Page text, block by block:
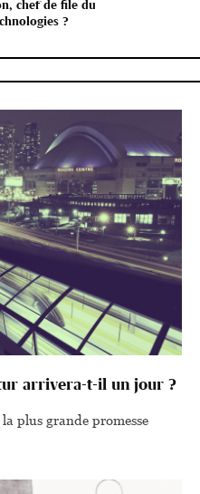
chef de file du
?
arrivera-t-il un jour ?
plus grande promesse